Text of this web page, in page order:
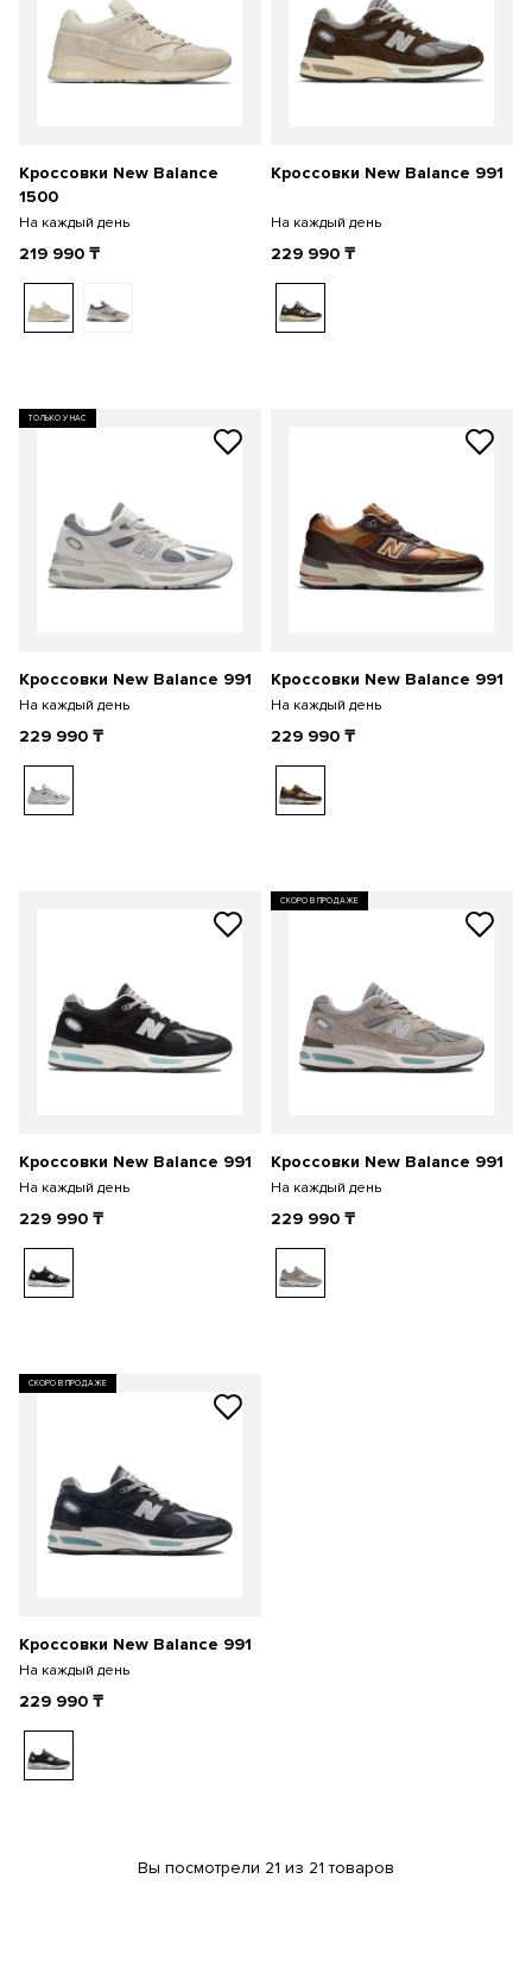
Кроссовки New Balance
1500
На каждый день
219 990 ₸
Кроссовки New Balance 991
На каждый день
229 990 ₸
ТОЛЬКО У НАС
Кроссовки New Balance 991
На каждый день
229 990 ₸
Кроссовки New Balance 991
На каждый день
229 990 ₸
Кроссовки New Balance 991
На каждый день
229 990 ₸
СКОРО В ПРОДАЖЕ
Кроссовки New Balance 991
На каждый день
229 990 ₸
СКОРО В ПРОДАЖЕ
Кроссовки New Balance 991
На каждый день
229 990 ₸
Вы посмотрели 21 из 21 товаров